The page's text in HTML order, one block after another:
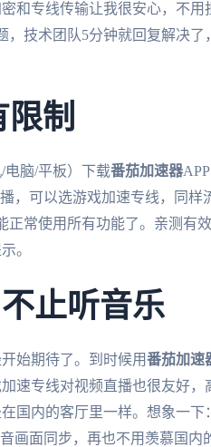
和专线传输让我很安心，不用
，技术团队5分钟就回复解决
制
电脑/平板）下载番茄加速器
，可以选游戏加速专线，同样
常使用所有功能了。亲测有
。
止听音乐
始期待了。到时候用番茄加速
专线对视频直播也很友好，
国内的客厅里一样。想象一下
画面同步，再也不用羡慕国内